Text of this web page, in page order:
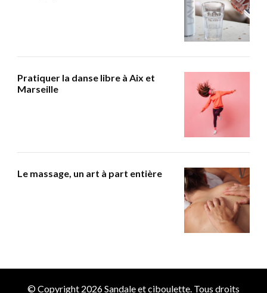
Pratiquer la danse libre à Aix et
Marseille
Le massage, un art à part entière
© Copyright 2026Sandale et ciboulette. Tous droits